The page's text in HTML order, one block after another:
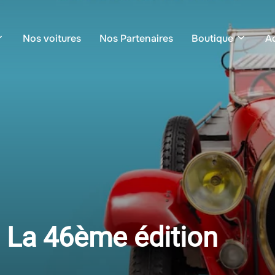
Nos voitures Nos Partenaires Boutique
La 46ème édition